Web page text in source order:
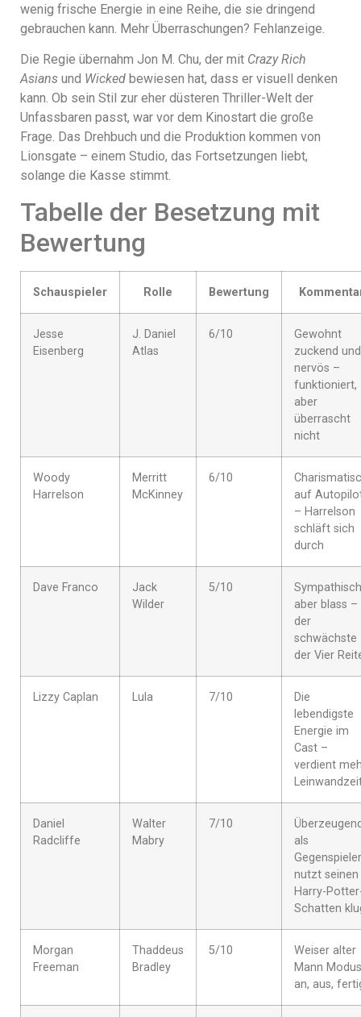
wenig frische Energie in eine Reihe, die sie dringend
gebrauchen kann. Mehr Überraschungen? Fehlanzeige.
Die Regie übernahm Jon M. Chu, der mit Crazy Rich
Asians und Wicked bewiesen hat, dass er visuell denken
kann. Ob sein Stil zur eher düsteren Thriller-Welt der
Unfassbaren passt, war vor dem Kinostart die große
Frage. Das Drehbuch und die Produktion kommen von
Lionsgate – einem Studio, das Fortsetzungen liebt,
solange die Kasse stimmt.
Tabelle der Besetzung mit
Bewertung
Schauspieler Rolle Bewertung
Jesse
Eisenberg
J. Daniel
Atlas
6/10
Gewohnt
zuckend und
nervös –
funktioniert,
aber
überrascht
nicht
Woody
Harrelson
Merritt
McKinney
6/10
auf
– Harrelson
schläft sich
durch
Dave Franco
Jack
Wilder
5/10
aber blass –
der
schwächste
der Vier
Lizzy Caplan Lula 7/10
Die
lebendigste
Energie im
Cast –
verdient
Daniel
Radcliffe
Walter
Mabry
7/10
als
nutzt seinen
Harry-
Schatten
Morgan
Freeman
Thaddeus
Bradley
5/10
Weiser alter
Mann
an, aus,